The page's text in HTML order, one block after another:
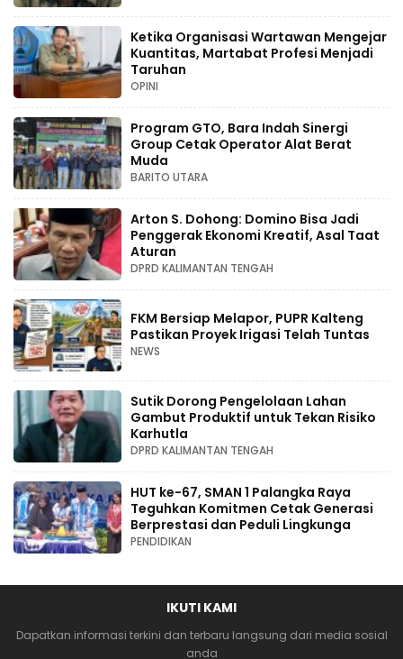
Ketika Organisasi Wartawan Mengejar
Kuantitas, Martabat Profesi Menjadi
Taruhan
OPINI
Program GTO, Bara Indah Sinergi
Group Cetak Operator Alat Berat
Muda
BARITO UTARA
Arton S. Dohong: Domino Bisa Jadi
Penggerak Ekonomi Kreatif, Asal Taat
Aturan
DPRD KALIMANTAN TENGAH
FKM Bersiap Melapor, PUPR Kalteng
Pastikan Proyek Irigasi Telah Tuntas
NEWS
Sutik Dorong Pengelolaan Lahan
Gambut Produktif untuk Tekan Risiko
Karhutla
DPRD KALIMANTAN TENGAH
HUT ke-67, SMAN 1 Palangka Raya
Teguhkan Komitmen Cetak Generasi
Berprestasi dan Peduli Lingkunga
PENDIDIKAN
IKUTI KAMI
Dapatkan informasi terkini dan terbaru langsung dari media sosial
anda